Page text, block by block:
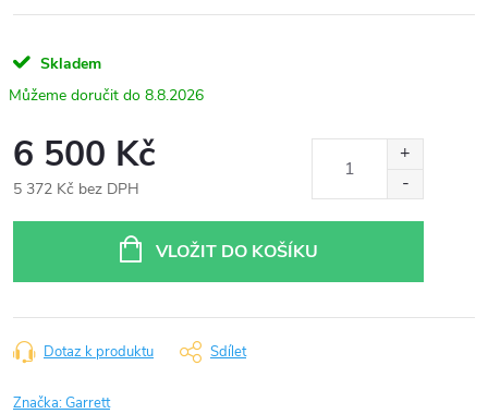
Skladem
8.8.2026
6 500 Kč
5 372 Kč bez DPH
VLOŽIT DO KOŠÍKU
Dotaz k produktu Sdílet
Značka:Garrett